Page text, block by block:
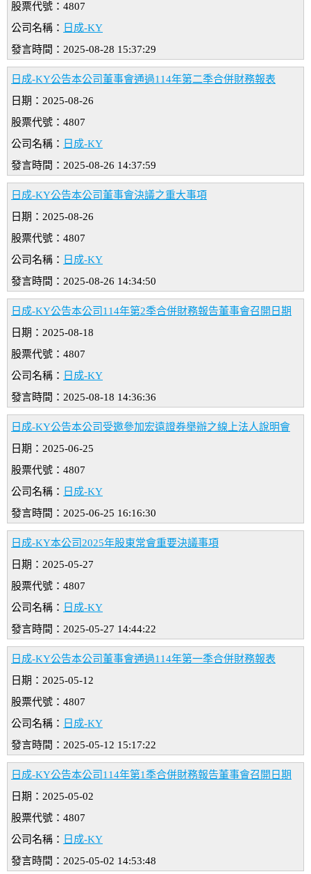
股票代號：4807
公司名稱： 日成-KY
發言時間：2025-08-28 15:37:29
日成-KY公告本公司董事會通過114年第二季合併財務報表
日期：2025-08-26
股票代號：4807
公司名稱： 日成-KY
發言時間：2025-08-26 14:37:59
日成-KY公告本公司董事會決議之重大事項
日期：2025-08-26
股票代號：4807
公司名稱： 日成-KY
發言時間：2025-08-26 14:34:50
日成-KY公告本公司114年第2季合併財務報告董事會召開日期
日期：2025-08-18
股票代號：4807
公司名稱： 日成-KY
發言時間：2025-08-18 14:36:36
日成-KY公告本公司受邀參加宏遠證券舉辦之線上法人說明會
日期：2025-06-25
股票代號：4807
公司名稱： 日成-KY
發言時間：2025-06-25 16:16:30
日成-KY本公司2025年股東常會重要決議事項
日期：2025-05-27
股票代號：4807
公司名稱： 日成-KY
發言時間：2025-05-27 14:44:22
日成-KY公告本公司董事會通過114年第一季合併財務報表
日期：2025-05-12
股票代號：4807
公司名稱： 日成-KY
發言時間：2025-05-12 15:17:22
日成-KY公告本公司114年第1季合併財務報告董事會召開日期
日期：2025-05-02
股票代號：4807
公司名稱： 日成-KY
發言時間：2025-05-02 14:53:48